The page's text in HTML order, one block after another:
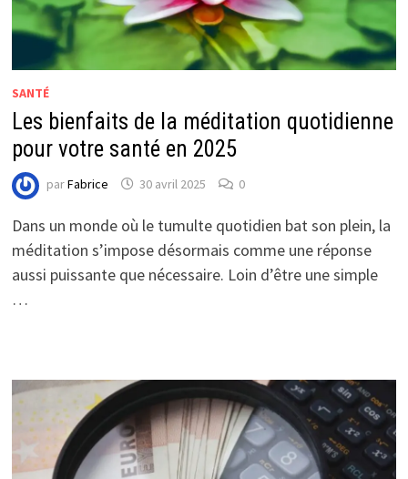
SANTÉ
Les bienfaits de la méditation quotidienne
pour votre santé en 2025
parFabrice 30 avril 2025 0
Dans un monde où le tumulte quotidien bat son plein, la
méditation s’impose désormais comme une réponse
aussi puissante que nécessaire. Loin d’être une simple
…